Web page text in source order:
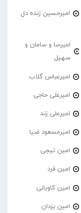
امیرحسین زنده دل
امیرسا و سامان و
سهیل
امیرعباس گلاب
امیرعلی حاجی
امیرعلی زند
امیرمسعود ضیا
امین تیجی
امین فرد
امین کاویانی
امین یزدان